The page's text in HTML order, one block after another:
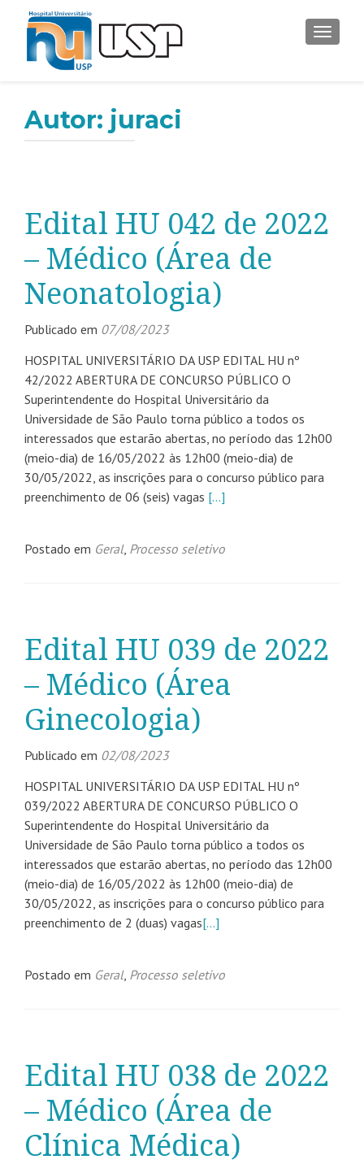
Autor: juraci
Edital HU 042 de 2022
– Médico (Área de
Neonatologia)
Publicado em 07/08/2023
HOSPITAL UNIVERSITÁRIO DA USP EDITAL HU nº
42/2022 ABERTURA DE CONCURSO PÚBLICO O
Superintendente do Hospital Universitário da
Universidade de São Paulo torna público a todos os
interessados que estarão abertas, no período das 12h00
(meio-dia) de 16/05/2022 às 12h00 (meio-dia) de
30/05/2022, as inscrições para o concurso público para
preenchimento de 06 (seis) vagas […]
Postado em Geral, Processo seletivo
Edital HU 039 de 2022
– Médico (Área
Ginecologia)
Publicado em 02/08/2023
HOSPITAL UNIVERSITÁRIO DA USP EDITAL HU nº
039/2022 ABERTURA DE CONCURSO PÚBLICO O
Superintendente do Hospital Universitário da
Universidade de São Paulo torna público a todos os
interessados que estarão abertas, no período das 12h00
(meio-dia) de 16/05/2022 às 12h00 (meio-dia) de
30/05/2022, as inscrições para o concurso público para
preenchimento de 2 (duas) vagas[…]
Postado em Geral, Processo seletivo
Edital HU 038 de 2022
– Médico (Área de
Clínica Médica)